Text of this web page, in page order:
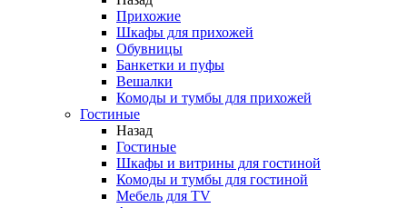
Прихожие
Шкафы для прихожей
Обувницы
Банкетки и пуфы
Вешалки
Комоды и тумбы для прихожей
Гостиные
Назад
Гостиные
Шкафы и витрины для гостиной
Комоды и тумбы для гостиной
Мебель для TV